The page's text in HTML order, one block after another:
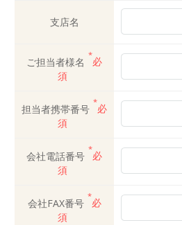
支店名
ご担当者様名
*
必
須
担当者携帯番号
*
必
須
会社電話番号
*
必
須
会社FAX番号
*
必
須